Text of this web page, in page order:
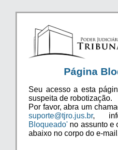
Página
Seu acesso a esta
suspeita de robotização.
Por favor, abra um
suporte@tjro.jus.br,
Bloqueado' no assunto e
abaixo no corpo do e-